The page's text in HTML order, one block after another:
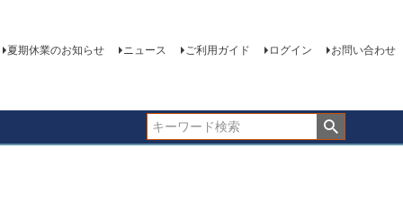
夏期休業のお知らせ ニュース ご利用ガイド ログイン お問い合わせ